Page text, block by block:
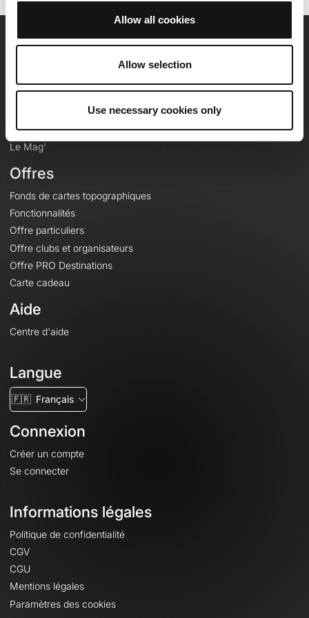
Allow all cookies
Allow selection
Use necessary cookies only
Carrières
Contact
Le Mag'
Offres
Fonds de cartes topographiques
Fonctionnalités
Offre particuliers
Offre clubs et organisateurs
Offre PRO Destinations
Carte cadeau
Aide
Centre d'aide
Langue
🇫🇷 Français
Connexion
Créer un compte
Se connecter
Informations légales
Politique de confidentialité
CGV
CGU
Mentions légales
Paramètres des cookies